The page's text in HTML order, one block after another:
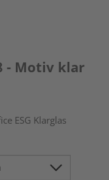
- Motiv klar
ESG Klarglas